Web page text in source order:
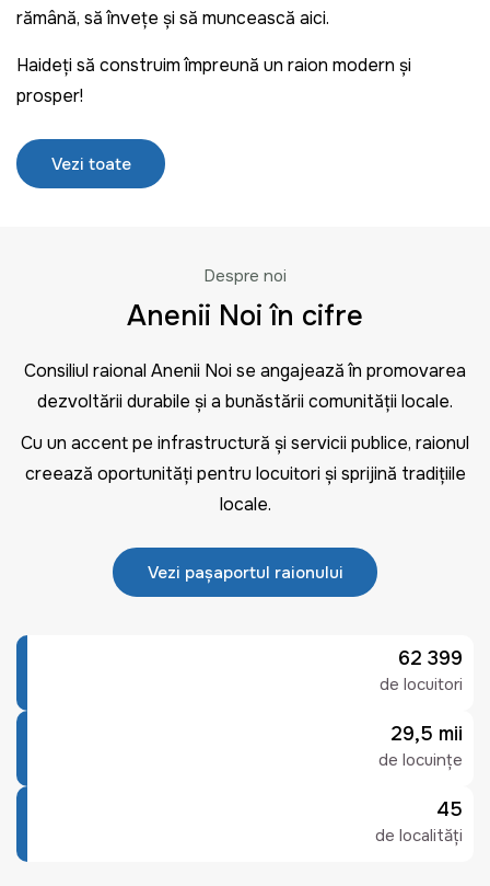
rămână, să învețe și să muncească aici.
Haideți să construim împreună un raion modern și
prosper!
Vezi toate
Despre noi
Anenii Noi în cifre
Consiliul raional Anenii Noi se angajează în promovarea
dezvoltării durabile și a bunăstării comunității locale.
Cu un accent pe infrastructură și servicii publice, raionul
creează oportunități pentru locuitori și sprijină tradițiile
locale.
Vezi pașaportul raionului
62 399
de locuitori
29,5 mii
de locuințe
45
de localități